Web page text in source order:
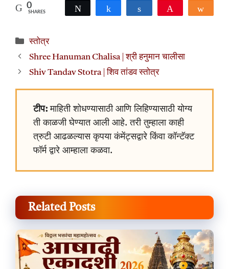
0
SHARES
Tweet Share
Categories
स्तोत्र
Shree Hanuman Chalisa | श्री हनुमान चालीसा
Shiv Tandav Stotra | शिव तांडव स्तोत्र
टीप: माहिती शोधण्यासाठी आणि लिहिण्यासाठी योग्य
ती काळजी घेण्यात आली आहे. तरी तुम्हाला काही
त्रुटी आढळल्यास कृपया कंमेंट्सद्वारे किंवा कॉन्टॅक्ट
फॉर्म द्वारे आम्हाला कळवा.
Related Posts